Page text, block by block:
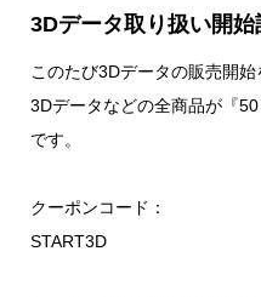
3Dデータ取り扱い開始
このたび3Dデータの販売開始
3Dデータなどの全商品が『
です。
クーポンコード：
START3D